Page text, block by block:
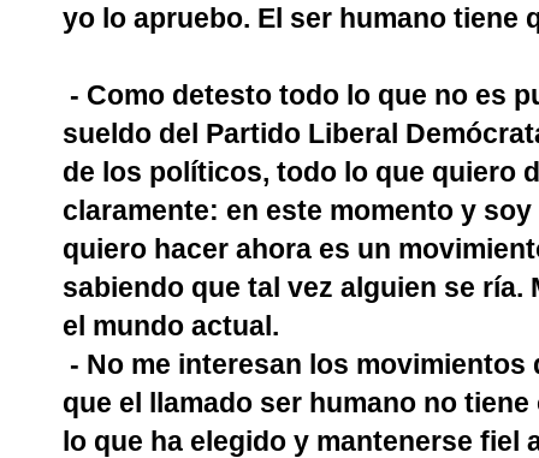
yo lo apruebo. El ser humano tiene
- Como detesto todo lo que no es
sueldo del Partido Liberal
de los políticos, todo lo que quiero
claramente: en este momento y
quiero hacer ahora es un
sabiendo que tal vez alguien se
el mundo actual.
- No me interesan los
que el llamado ser humano no
lo que ha elegido y mantenerse fiel